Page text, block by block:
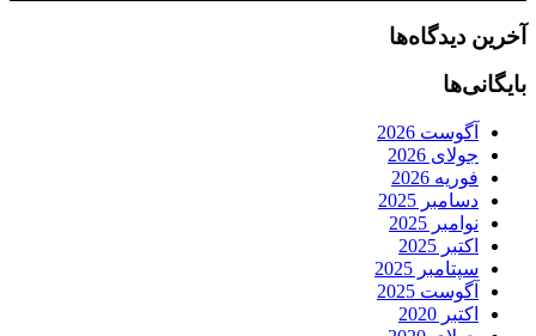
آخرین دیدگاه‌ها
بایگانی‌ها
آگوست 2026
جولای 2026
فوریه 2026
دسامبر 2025
نوامبر 2025
اکتبر 2025
سپتامبر 2025
آگوست 2025
اکتبر 2020